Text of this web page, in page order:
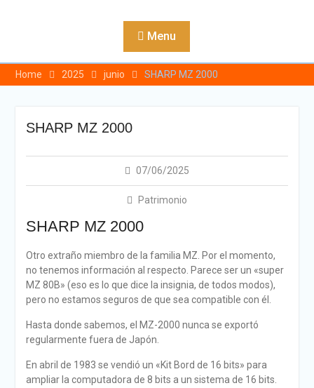
Menu
Home 2025 junio SHARP MZ 2000
SHARP MZ 2000
07/06/2025
Patrimonio
SHARP MZ 2000
Otro extraño miembro de la familia MZ. Por el momento,
no tenemos información al respecto. Parece ser un «super
MZ 80B» (eso es lo que dice la insignia, de todos modos),
pero no estamos seguros de que sea compatible con él.
Hasta donde sabemos, el MZ-2000 nunca se exportó
regularmente fuera de Japón.
En abril de 1983 se vendió un «Kit Bord de 16 bits» para
ampliar la computadora de 8 bits a un sistema de 16 bits.